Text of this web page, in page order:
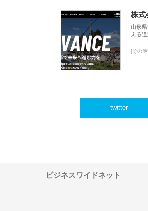
株式
山形
える
[その
twitter
ビジネスワイドネット